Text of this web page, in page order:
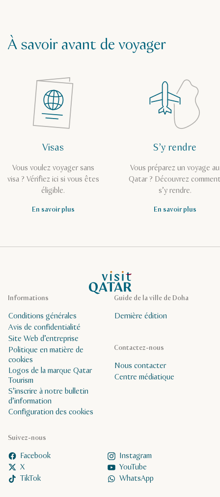
À savoir avant de voyager
Visas
Vous voulez voyager sans
visa ? Vérifiez ici si vous êtes
éligible.
En savoir plus
S’y rendre
Vous préparez un voyage au
Qatar ? Découvrez
s’y rendre.
En savoir plus
Page d’accueil de Visit Qatar
Guide de la ville de Doha
Dernière édition
Suivez-nous
Facebook
Instagram
X
YouTube
TikTok
WhatsApp
Contactez-nous
Nous contacter
Centre médiatique
Informations
Conditions générales
Avis de confidentialité
Site Web d’entreprise
Politique en matière de
cookies
Logos de la marque Qatar
Tourism
S’inscrire à notre bulletin
d’information
Configuration des cookies